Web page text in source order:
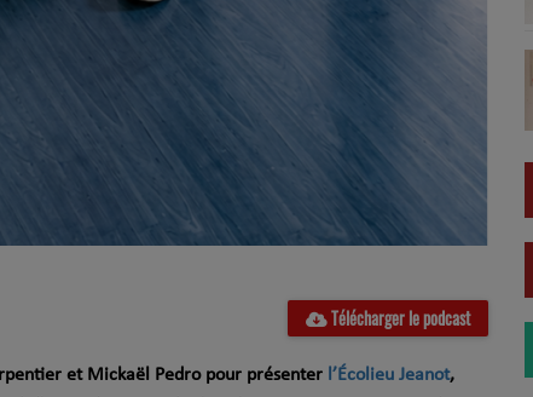
Télécharger le podcast
et Mickaël Pedro pour présenter l’Écolieu Jeanot,